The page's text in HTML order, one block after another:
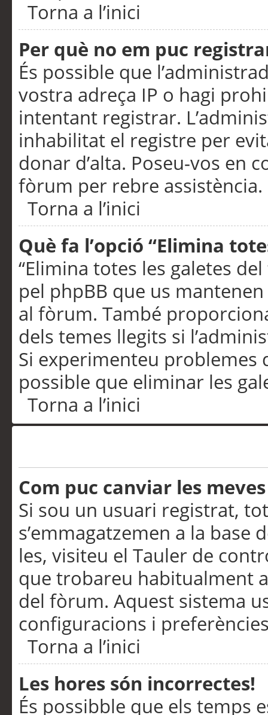
Torna a l’inici
Per què no em puc
És possible que
vostra adreça IP o hagi
intentant registrar.
inhabilitat el registre per
donar d’alta. Poseu-vos en
fòrum per rebre assistència.
Torna a l’inici
Què fa l’opció “Elimina
“Elimina totes les galetes
pel phpBB que us
al fòrum. També
dels temes llegits si
Si experimenteu problemes
possible que eliminar les
Torna a l’inici
Com puc canviar les
Si sou un usuari registrat,
s’emmagatzemen a la
les, visiteu el Tauler de
que trobareu habitualment
del fòrum. Aquest sistema
configuracions i
Torna a l’inici
Les hores són incorrectes!
És possibble que els temps